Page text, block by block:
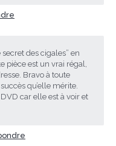
secret des cigales” en
pièce est un vrai régal,
Bravo à toute
qu’elle mérite.
car elle est à voir et